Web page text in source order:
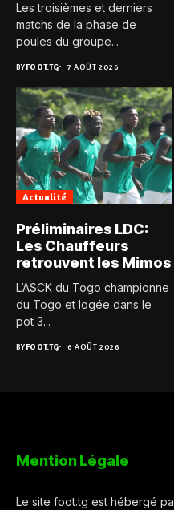
Les troisièmes et derniers
matchs de la phase de
poules du groupe...
BYFOOT.TG 7 AOÛT 2026
Actualité
Préliminaires LDC:
Les Chauffeurs
retrouvent les Mimos
L’ASCK du Togo championne
du Togo et logée dans le
pot 3...
BYFOOT.TG 6 AOÛT 2026
Mention Légale
Le site foot.tg est hébergé